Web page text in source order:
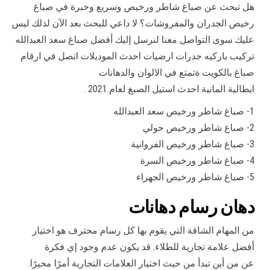
هل تبحث عن صباغ شاطر ورخيص وسريع وخبرة في صباغ
رخيص الجدران والمفروشات؟ لا داعي للبحث بعد الآن لذلك ليس
عليك سوى التواصل معنا لنرسل إليك أفضل صباغ سعد العبدالله
تركيب باركيه جدرات ارضيات احدث الموديلات اتصل في ارقام
صباغ بالكويت ةتمتع في الالوان والدهانات
ايطالية المانية احدث استيل الصبغ لعام 2021 .
1- صباغ شاطر ورخيص سعد العبدالله
2- صباغ شاطر ورخيص حولي
3- صباغ شاطر ورخيص الفروانية
4- صباغ شاطر ورخيص السرة
5- صباغ شاطر ورخيص الجهراء
دهان رسام دهانات
من المهام الشاقة التي يقوم بها كل رسام محترف هو اختيار
أفضل علامة تجارية للطلاء. قد يكون عدم وجود إي فكرة
عن من أين تبدأ من حيث اختيار العلامات التجارية أمرًا محيرًا.